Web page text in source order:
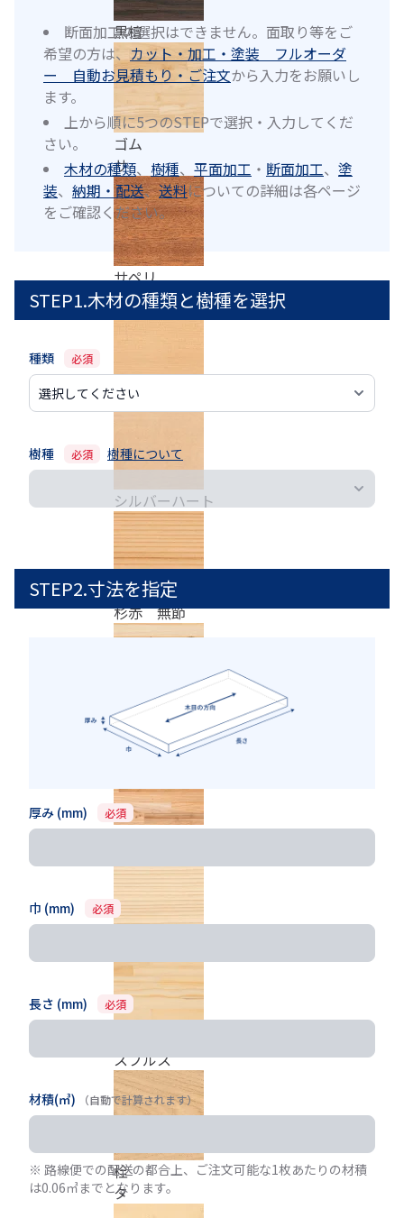
黒檀
ゴム
サ
サペリ
さわら
シルバーハート
杉赤 無節
杉源平 節
杉源平 無節
スプルス
栓
タ
断面加工の選択はできません。面取り等をご
希望の方は、 カット・加工・塗装 フルオーダ
ー 自動お見積もり・ご注文から入力をお願いし
ます。
上から順に5つのSTEPで選択・入力してくだ
さい。
木材の種類、 樹種、 平面加工 ・ 断面加工、 塗
装、 納期・配送、送料についての詳細は各ページ
をご確認ください。
STEP1.木材の種類と樹種を選択
種類 必須
樹種 必須 樹種について
STEP2.寸法を指定
厚み (mm) 必須
巾 (mm) 必須
長さ (mm) 必須
材積(㎥) （自動で計算されます）
※ 路線便での配送の都合上、ご注文可能な1枚あたりの材積
は0.06㎥までとなります。